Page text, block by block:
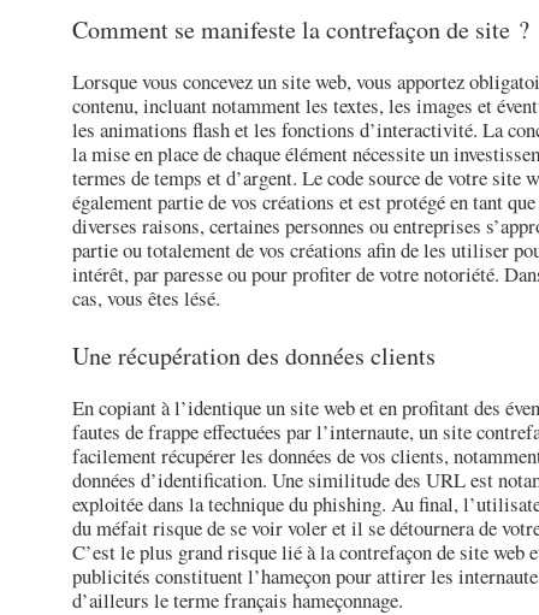
Comment se manifeste la contrefaçon de site ?
Lorsque vous concevez un site web, vous apportez
contenu, incluant notamment les textes, les images et
les animations flash et les fonctions d’interactivité. La
la mise en place de chaque élément nécessite un
termes de temps et d’argent. Le code source de votre site
également partie de vos créations et est protégé en tant
diverses raisons, certaines personnes ou entreprises
partie ou totalement de vos créations afin de les utiliser
intérêt, par paresse ou pour profiter de votre notoriété.
cas, vous êtes lésé.
Une récupération des données clients
En copiant à l’identique un site web et en profitant des
fautes de frappe effectuées par l’internaute, un site
facilement récupérer les données de vos clients,
données d’identification. Une similitude des URL est
exploitée dans la technique du phishing. Au final,
du méfait risque de se voir voler et il se détournera de
C’est le plus grand risque lié à la contrefaçon de site web
publicités constituent l’hameçon pour attirer les
d’ailleurs le terme français hameçonnage.